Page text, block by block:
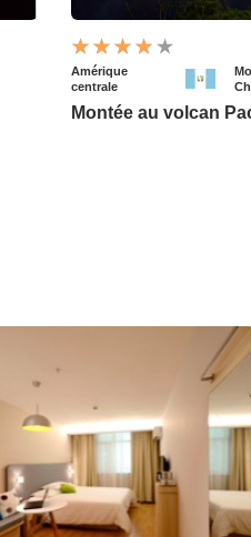
Amérique
centrale
Montée au volcan